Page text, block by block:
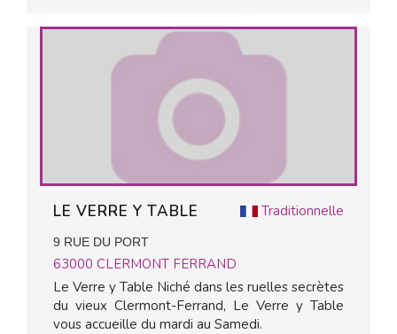
Traditionnelle
LE VERRE Y TABLE
9 RUE DU PORT
63000 CLERMONT FERRAND
Le Verre y Table Niché dans les ruelles secrètes
du vieux Clermont-Ferrand, Le Verre y Table
vous accueille du mardi au Samedi.